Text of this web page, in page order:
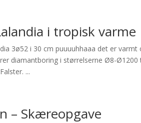
i tropisk varme
3ø52 i 30 cm puuuuhhaaa det er
diamantboring i størrelserne Ø8-
...
– Skæreopgave